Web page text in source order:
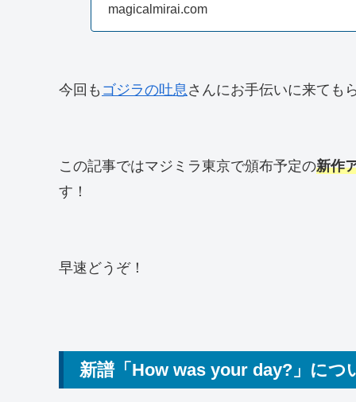
magicalmirai.com
今回も ゴジラの吐息さんにお手伝いに来ても
この記事ではマジミラ東京で頒布予定の新作
す！
早速どうぞ！
新譜「How was your day?」につ